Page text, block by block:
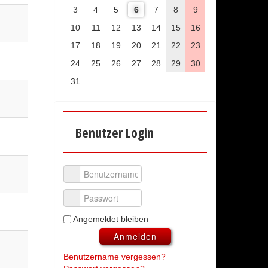
3
4 5 6 7 8
9
10
11 12 13 14 15
16
17
18 19 20 21 22
23
24
25 26 27 28 29
30
31
Benutzer Login
Benutzername
Passwort
Angemeldet bleiben
Anmelden
Benutzername vergessen?